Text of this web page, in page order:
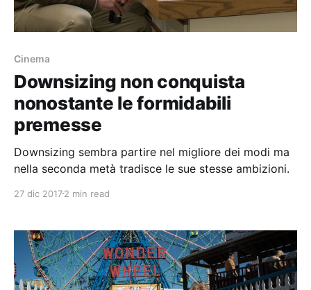
Cinema
Downsizing non conquista
nonostante le formidabili
premesse
Downsizing sembra partire nel migliore dei modi ma
nella seconda metà tradisce le sue stesse ambizioni.
27 dic 20172 min read